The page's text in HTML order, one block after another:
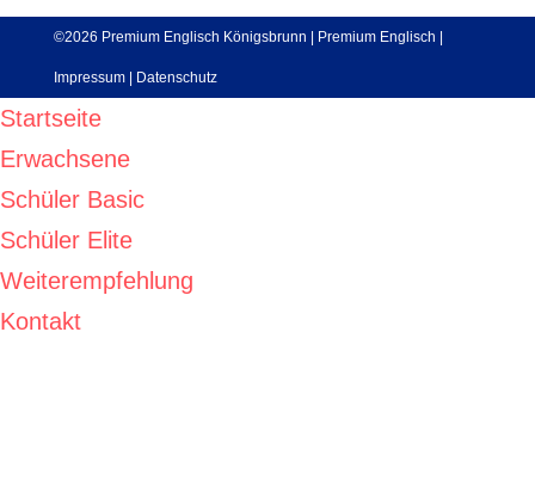
©2026 Premium Englisch Königsbrunn | Premium Englisch
Impressum| Datenschutz
Startseite
Erwachsene
Schüler Basic
Schüler Elite
Weiterempfehlung
Kontakt